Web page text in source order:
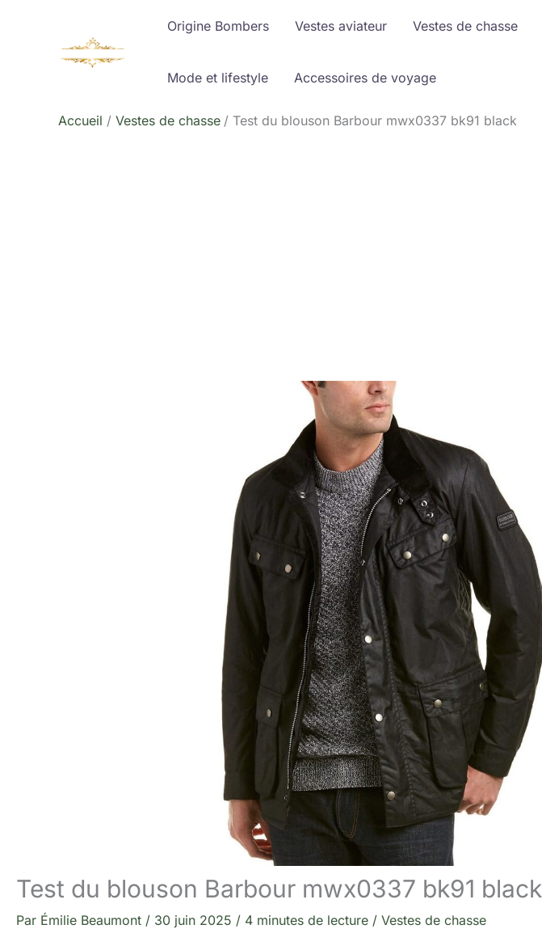
Origine Bombers Vestes aviateur Vestes de chasse
Mode et lifestyle Accessoires de voyage
Accueil Vestes de chasse Test du blouson Barbour mwx0337 bk91 black
Test du blouson Barbour mwx0337 bk91 black
Par Émilie Beaumont / 30 juin 2025 / 4 minutes de lecture / Vestes de chasse